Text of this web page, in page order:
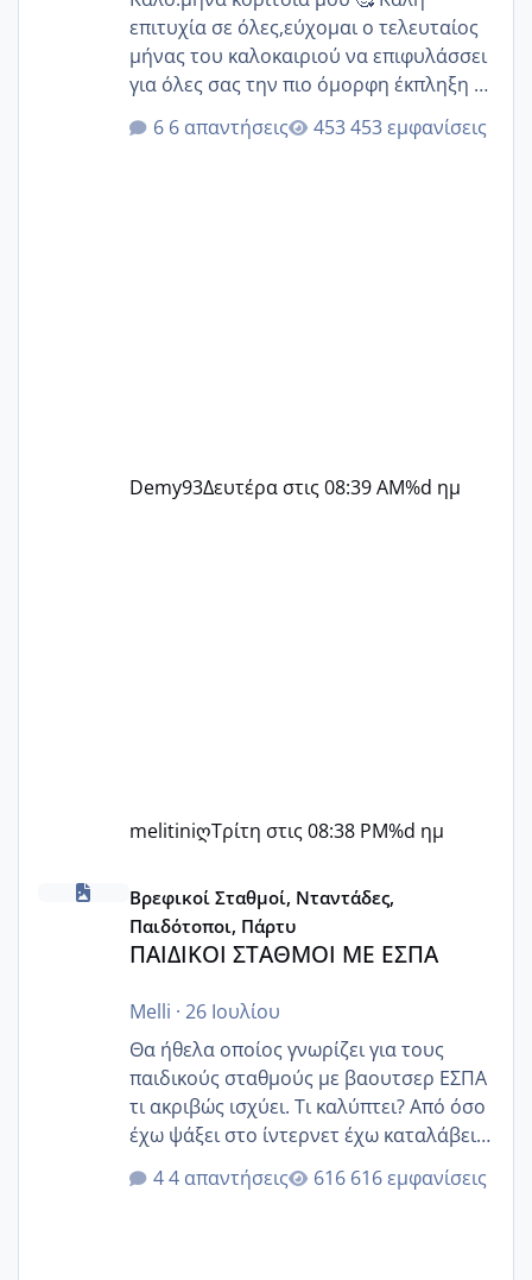
επιτυχία σε όλες,εύχομαι ο τελευταίος
μήνας του καλοκαιριού να επιφυλάσσει
για όλες σας την πιο όμορφη έκπληξη 🧿
@Elk @Melikara86 @Παρασκευαιδου
@Zenia z @melitiniღ @Christi.D.
6 απαντήσεις 453 εμφανίσεις
Demy93Δευτέρα στις 08:39 AM%d ημ
melitiniღΤρίτη στις 08:38 PM%d ημ
ΠΑΙΔΙΚΟΙ ΣΤΑΘΜΟΙ ΜΕ ΕΣΠΑ
Βρεφικοί Σταθμοί, Νταντάδες,
Παιδότοποι, Πάρτυ
ΠΑΙΔΙΚΟΙ ΣΤΑΘΜΟΙ ΜΕ ΕΣΠΑ
Melli · 26 Ιουλίου
Θα ήθελα οποίος γνωρίζει για τους
παιδικούς σταθμούς με βαουτσερ ΕΣΠΑ
τι ακριβώς ισχύει. Τι καλύπτει? Από όσο
έχω ψάξει στο ίντερνετ έχω καταλάβει
ότι το βαουτσερ καλύπτει όλα τα
δίδακτρα και τα τροφεια του ιδιωτικού
4 απαντήσεις 616 εμφανίσεις